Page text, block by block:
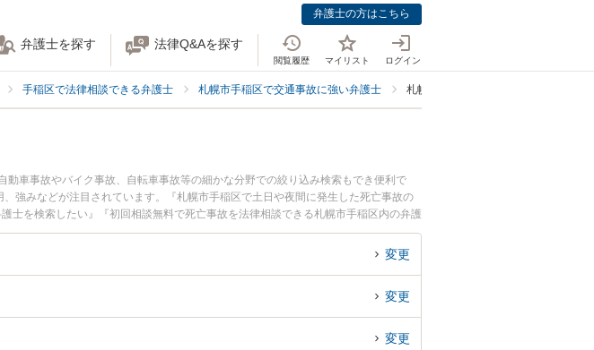
弁護士の方はこちら
弁護士を探す 法律Q&Aを探す
閲覧履歴 マイリスト ログイン
手稲区で法律相談できる弁護士 札幌市手稲区で交通事故に強い弁護士 札幌市手稲区で死亡事故に強い弁護士
車事故やバイク事故、自転車事故等の細かな分野での絞り込み検索もでき便利で
強みなどが注目されています。『札幌市手稲区で土日や夜間に発生した死亡事故の
士を検索したい』『初回相談無料で死亡事故を法律相談できる札幌市手稲区内の弁護
変更
変更
変更